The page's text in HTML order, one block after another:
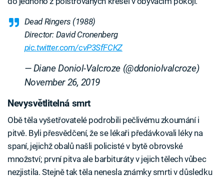
Dead Ringers (1988)
Director: David Cronenberg
pic.twitter.com/cvP3SfFCKZ
— Diane Doniol-Valcroze (@ddoniolvalcroze)
November 26, 2019
Nevysvětlitelná smrt
Obě těla vyšetřovatelé podrobili pečlivému zkoumání i
pitvě. Byli přesvědčení, že se lékaři předávkovali léky na
spaní, jejichž obalů našli policisté v bytě obrovské
množství; první pitva ale barbituráty v jejich tělech vůbec
nezjistila. Stejně tak těla nenesla známky smrti v důsledku